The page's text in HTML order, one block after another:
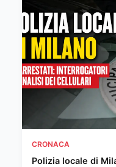
CRONACA
Polizia locale di